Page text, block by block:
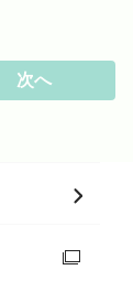
次へ